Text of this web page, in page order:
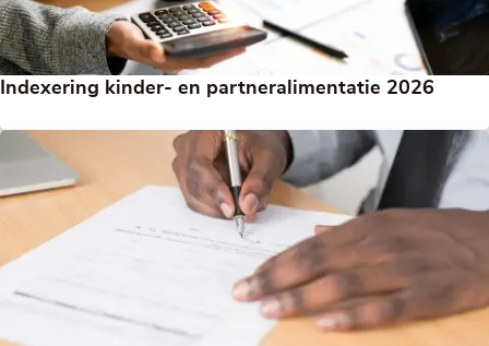
Indexering kinder- en partneralimentatie 2026